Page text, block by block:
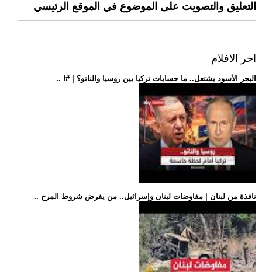
التعليق والتصويت على الموضوع في الموقع الرئيسي
اخر الافلام
.. البحر الأسود يشتعل.. ما حسابات تركيا بين روسيا والناتو؟ | #ا
.. نافذة من لبنان | مفاوضات لبنان وإسرائيل.. من يفرض شروط المرح